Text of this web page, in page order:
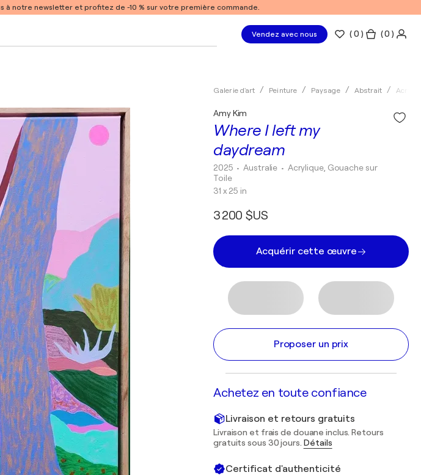
à notre newsletter et profitez de -10 % sur votre première commande.
Vendez avec nous (0 ) ( 0 )
Galerie d'art Peinture Paysage Abstrait
Where I left my
daydream
Amy Kim
2025 • Australie • Acrylique, Gouache sur
Toile
31 x 25 in
3 200 $US
Acquérir cette œuvre
Proposer un prix
Achetez en toute confiance
Livraison et retours gratuits
Livraison et frais de douane inclus. Retours
gratuits sous 30 jours. Détails
Certificat d'authenticité